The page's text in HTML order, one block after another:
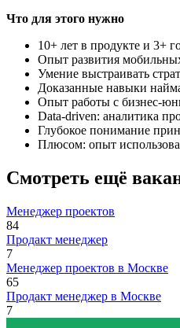
Что для этого нужно
10+ лет в продукте и 3+
Опыт развития
Умение выстраивать
Доказанные навыки
Опыт работы с бизнес-
Data-driven: аналитика
Глубокое понимание
Плюсом: опыт
Смотреть ещё
Менеджер проектов
84
Продакт менеджер
7
Менеджер проектов в Москве
65
Продакт менеджер в Москве
7